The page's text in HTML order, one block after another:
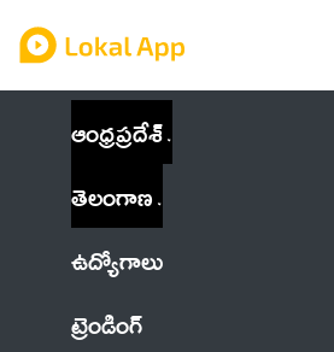
ఆంధ్రప్రదేశ్
తెలంగాణ
ఉద్యోగాలు
ట్రెండింగ్